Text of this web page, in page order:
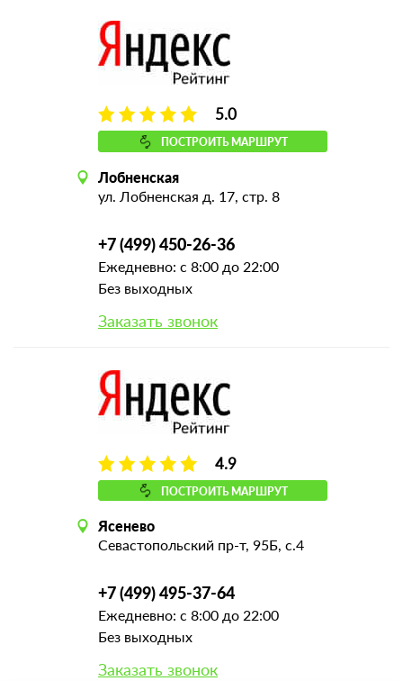
5.0
ПОСТРОИТЬ МАРШРУТ
Лобненская
ул. Лобненская д. 17, стр. 8
+7 (499) 450-26-36
Ежедневно: с 8:00 до 22:00
Без выходных
Заказать звонок
4.9
ПОСТРОИТЬ МАРШРУТ
Ясенево
Севастопольский пр-т, 95Б, с.4
+7 (499) 495-37-64
Ежедневно: с 8:00 до 22:00
Без выходных
Заказать звонок